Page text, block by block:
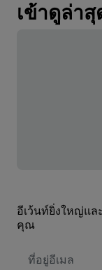
เข้าดูล่าสุ
อีเว้นท์ยิ่งใหญ่แล
คุณ
อยู่